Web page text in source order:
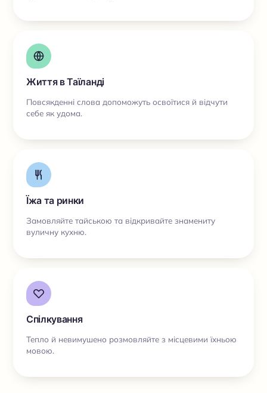
Життя в Таїланді
Повсякденні слова допоможуть освоїтися й відчути
себе як удома.
Їжа та ринки
Замовляйте тайською та відкривайте знамениту
вуличну кухню.
Спілкування
Тепло й невимушено розмовляйте з місцевими їхньою
мовою.